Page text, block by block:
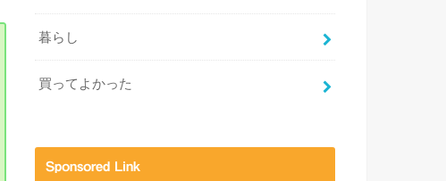
暮らし
買ってよかった
Sponsored Link